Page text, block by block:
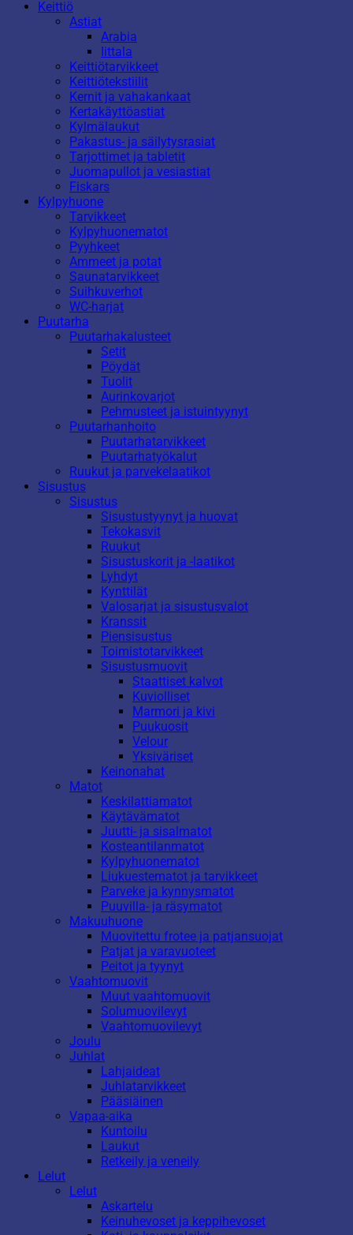
Keittiö
Astiat
Arabia
Iittala
Keittiötarvikkeet
Keittiötekstiilit
Kernit ja vahakankaat
Kertakäyttöastiat
Kylmälaukut
Pakastus- ja säilytysrasiat
Tarjottimet ja tabletit
Juomapullot ja vesiastiat
Fiskars
Kylpyhuone
Tarvikkeet
Kylpyhuonematot
Pyyhkeet
Ammeet ja potat
Saunatarvikkeet
Suihkuverhot
WC-harjat
Puutarha
Puutarhakalusteet
Setit
Pöydät
Tuolit
Aurinkovarjot
Pehmusteet ja istuintyynyt
Puutarhanhoito
Puutarhatarvikkeet
Puutarhatyökalut
Ruukut ja parvekelaatikot
Sisustus
Sisustus
Sisustustyynyt ja huovat
Tekokasvit
Ruukut
Sisustuskorit ja -laatikot
Lyhdyt
Kynttilät
Valosarjat ja sisustusvalot
Kranssit
Piensisustus
Toimistotarvikkeet
Sisustusmuovit
Staattiset kalvot
Kuviolliset
Marmori ja kivi
Puukuosit
Velour
Yksiväriset
Keinonahat
Matot
Keskilattiamatot
Käytävämatot
Juutti- ja sisalmatot
Kosteantilanmatot
Kylpyhuonematot
Liukuestematot ja tarvikkeet
Parveke ja kynnysmatot
Puuvilla- ja räsymatot
Makuuhuone
Muovitettu frotee ja patjansuojat
Patjat ja varavuoteet
Peitot ja tyynyt
Vaahtomuovit
Muut vaahtomuovit
Solumuovilevyt
Vaahtomuovilevyt
Joulu
Juhlat
Lahjaideat
Juhlatarvikkeet
Pääsiäinen
Vapaa-aika
Kuntoilu
Laukut
Retkeily ja veneily
Lelut
Lelut
Askartelu
Keinuhevoset ja keppihevoset